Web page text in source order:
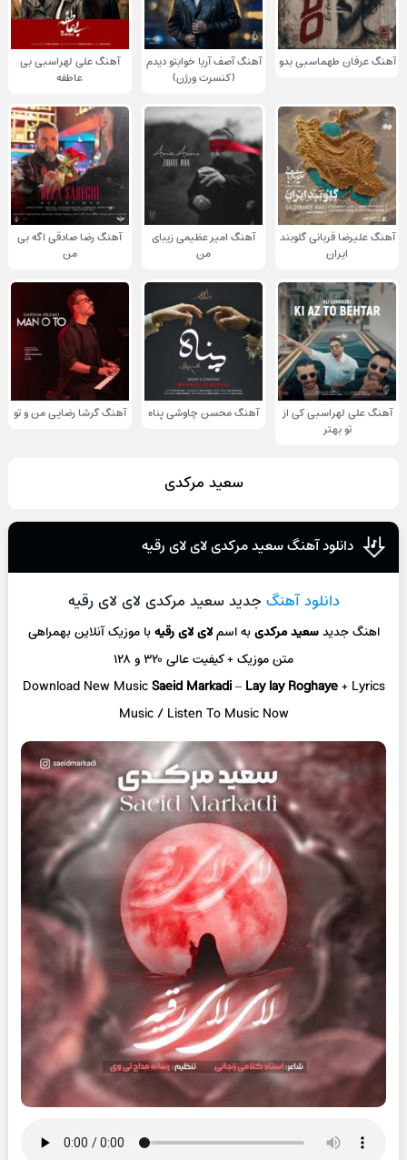
آهنگ عرفان طهماسبی بدو
آهنگ آصف آریا خوابتو دیدم
(کنسرت ورژن)
آهنگ علی لهراسبی بی
عاطفه
آهنگ علیرضا قربانی گلوبند
ایران
آهنگ امیر عظیمی زیبای
من
آهنگ رضا صادقی اگه بی
من
آهنگ علی لهراسبی کی از
تو ‌بهتر
آهنگ محسن چاوشی پناه آهنگ گرشا رضایی من و تو
سعید مرکدی
دانلود آهنگ سعید مرکدی لای لای رقیه
دانلود آهنگ جدید سعید مرکدی لای لای رقیه
اهنگ جدیدسعید مرکدیبه اسملای لای رقیهبا موزیک آنلاینبهمراهی
متن موزیک + کیفیت عالی ۳۲۰ و ۱۲۸
Download New MusicSaeid Markadi–Lay lay Roghaye+ Lyrics
Music / Listen To Music Now